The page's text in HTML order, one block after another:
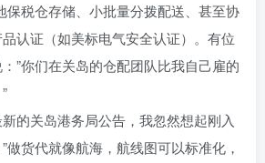
税仓存储、小批量分拨配送、甚至协
认证（如美标电气安全认证）。有位
”你们在关岛的仓配团队比我自己雇的
的关岛港务局公告，我忽然想起刚入
做货代就像航海，航线图可以标准化，